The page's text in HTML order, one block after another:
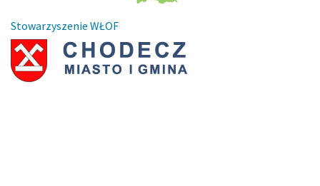
Stowarzyszenie WŁOF